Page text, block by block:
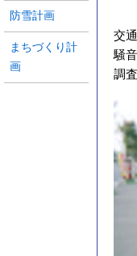
防雪計画
まちづくり計
画
交
騒
調